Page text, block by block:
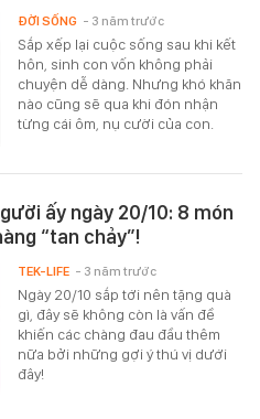
Sắp xếp lại cuộc sống sau khi kết
hôn, sinh con vốn không phải
chuyện dễ dàng. Nhưng khó khăn
nào cũng sẽ qua khi đón nhận
từng cái ôm, nụ cười của con.
ĐỜI SỐNG - 3 năm trước
ấy ngày 20/10: 8 món
“tan chảy”!
Ngày 20/10 sắp tới nên tặng quà
gì, đây sẽ không còn là vấn đề
khiến các chàng đau đầu thêm
nữa bởi những gợi ý thú vị dưới
đây!
TEK-LIFE - 3 năm trước